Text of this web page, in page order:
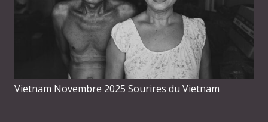
Vietnam Novembre 2025 Sourires du Vietnam